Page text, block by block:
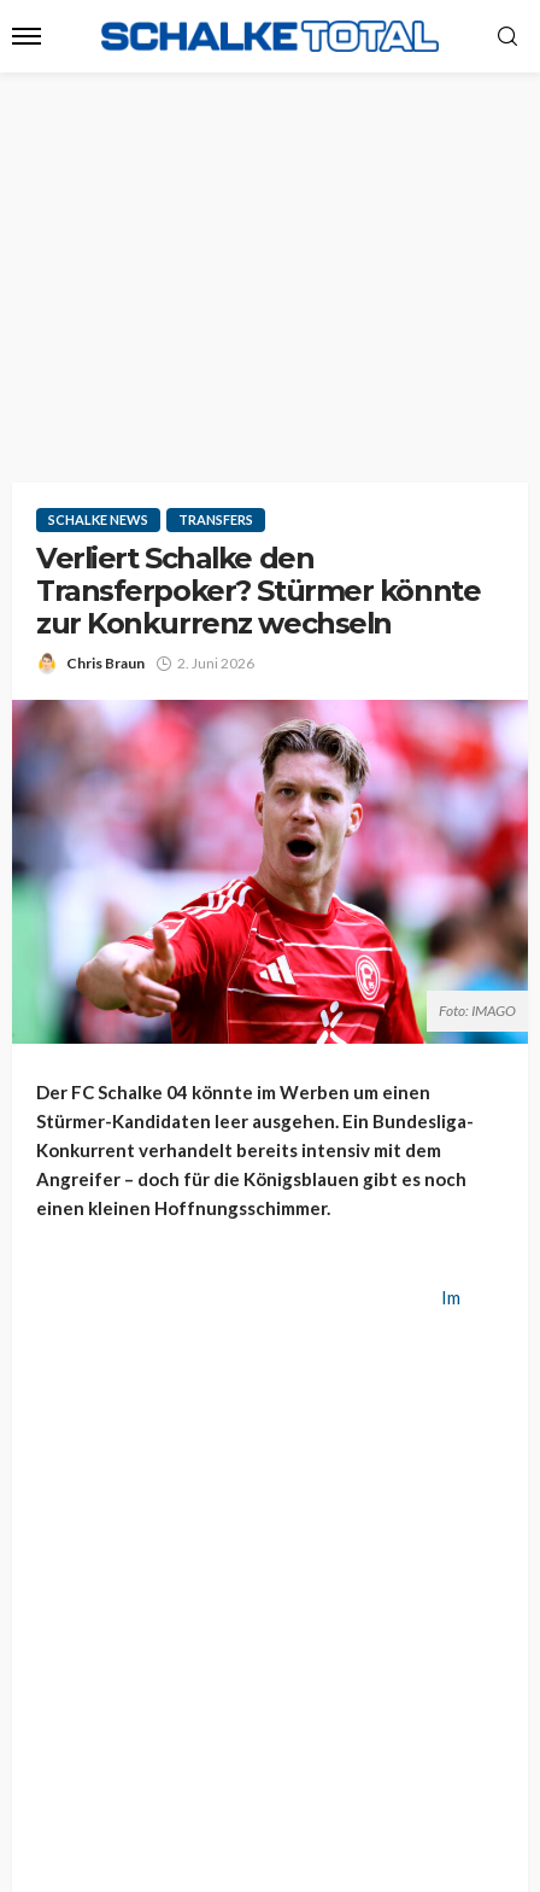
SCHALKE NEWS TRANSFERS
Verliert Schalke den
Transferpoker? Stürmer könnte
zur Konkurrenz wechseln
Chris Braun 2. Juni 2026
Foto: IMAGO
Der FC Schalke 04 könnte im Werben um einen
Stürmer-Kandidaten leer ausgehen. Ein Bundesliga-
Konkurrent verhandelt bereits intensiv mit dem
Angreifer – doch für die Königsblauen gibt es noch
einen kleinen Hoffnungsschimmer.
Im